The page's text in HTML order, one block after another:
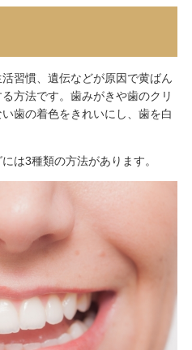
習慣、遺伝などが原因で黄ばん
方法です。歯みがきや歯のクリ
歯の着色をきれいにし、歯を白
は3種類の方法があります。